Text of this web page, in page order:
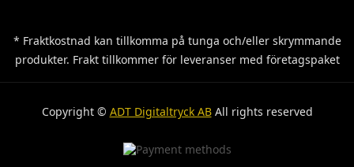
* Fraktkostnad kan tillkomma på tunga och/eller skrymmande
produkter. Frakt tillkommer för leveranser med företagspaket
Copyright © ADT Digitaltryck ABAll rights reserved